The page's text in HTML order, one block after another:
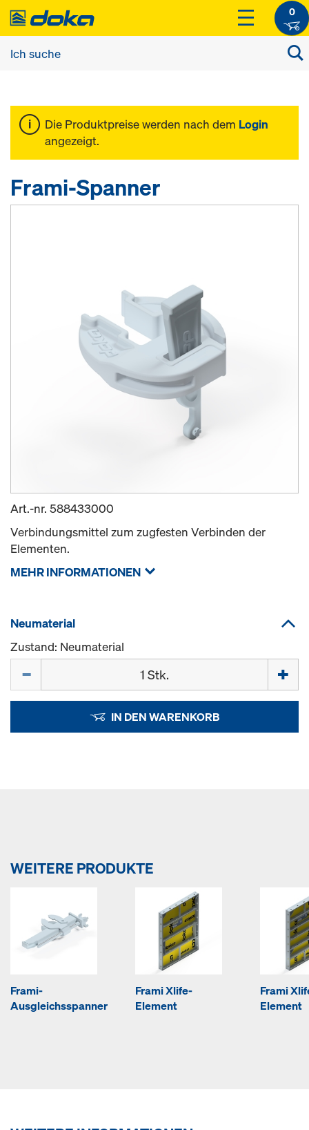
0
Die Produktpreise werden nach dem Login
angezeigt.
Frami-Spanner
Art.-nr. 588433000
Verbindungsmittel zum zugfesten Verbinden der
Elementen.
MEHR INFORMATIONEN
Neumaterial
Zustand: Neumaterial
IN DEN WARENKORB
WEITERE PRODUKTE
Frami-
Ausgleichsspanner
Frami Xlife-
Element
Frami
Element